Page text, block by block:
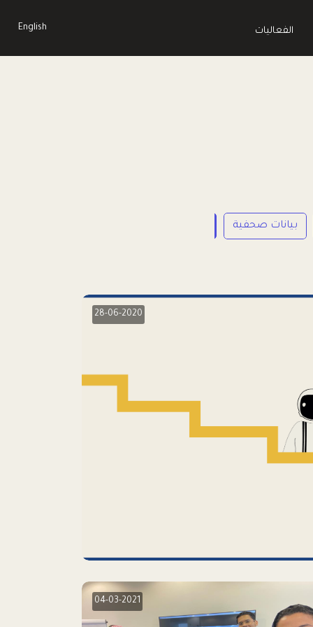
الفعاليات English
بيانات صحفية
28-06-2020
04-03-2021